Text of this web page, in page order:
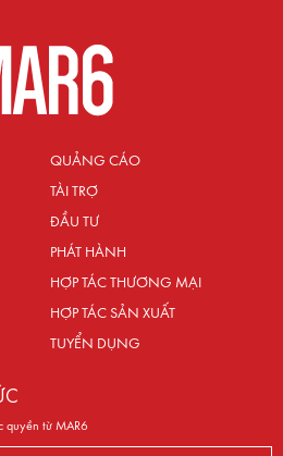
QUẢNG CÁO
TÀI TRỢ
ĐẦU TƯ
PHÁT HÀNH
HỢP TÁC THƯƠNG MẠI
HỢP TÁC SẢN XUẤT
TUYỂN DỤNG
quyền từ MAR6